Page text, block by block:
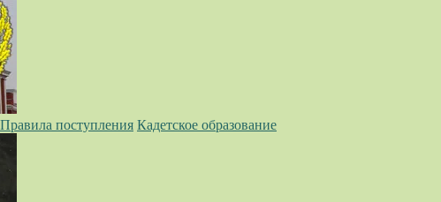
поступления Кадетское образование